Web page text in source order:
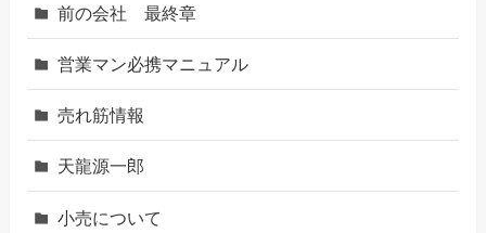
前の会社 最終章
営業マン必携マニュアル
売れ筋情報
天龍源一郎
小売について